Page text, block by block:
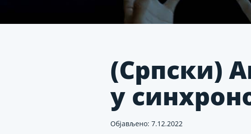
(Српски)
у
Објављено: 7.12.2022